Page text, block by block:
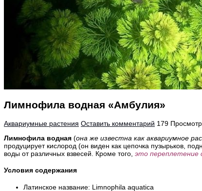
Лимнофила водная «Амбулия»
Аквариумные растения Оставить комментарий 179
Лимнофила водная (она же известна как аквариумное
продуцирует кислород (он виден как цепочка пузырьков,
воды от различных взвесей. Кроме того, это переплетение
Условия содержания
Латинское название: Limnophila aquatica